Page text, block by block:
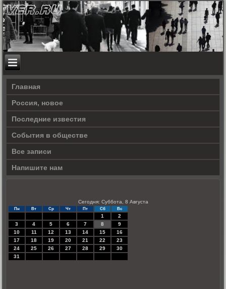
Главная
Россия, новое
Последние известия
События в обществе
Все записи
Напишите нам
Сегодня: Суббота, 8 Августа
Пн Вт Ср Чт Пт Сб Вс
1
2
3
4 5 6 7 8
9
10
11 12 13 14 15
16
17
18 19 20 21 22
23
24
25 26 27 28 29
30
31